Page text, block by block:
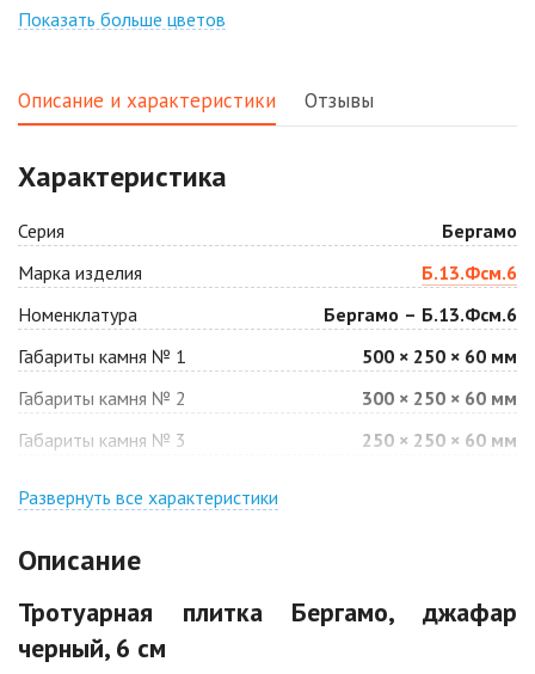
Цена по запросу
Антрацит
Цена по запросу
Арабская ночь
Цена по запросу
Барселона
Цена по запросу
Белая
Цена по запросу
Цена по запросу
Цена по запросу Цена по запросу
Показать больше цветов
Описание и характеристики Отзывы
Характеристика
Серия
Бергамо
Марка изделия
Б.13.Фсм.6
Номенклатура
Бергамо – Б.13.Фсм.6
Габариты камня № 1
500 × 250 × 60 мм
Габариты камня № 2
300 × 250 × 60 мм
Габариты камня № 3
250 × 250 × 60 мм
Развернуть все характеристики
Описание
Тротуарная плитка Бергамо, джафар
черный, 6 см